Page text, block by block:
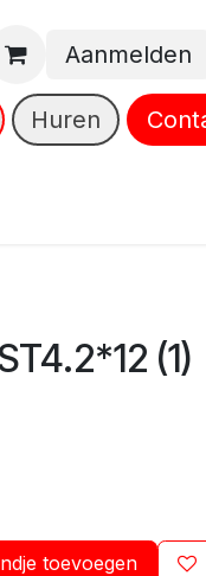
Aanmelden
Huren
(1)
toevoegen